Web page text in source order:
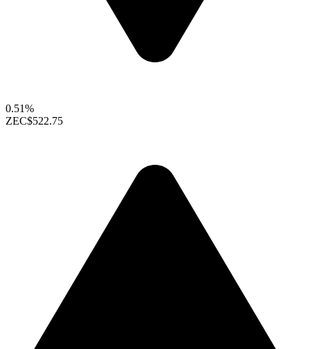
0.51%
ZEC$522.75